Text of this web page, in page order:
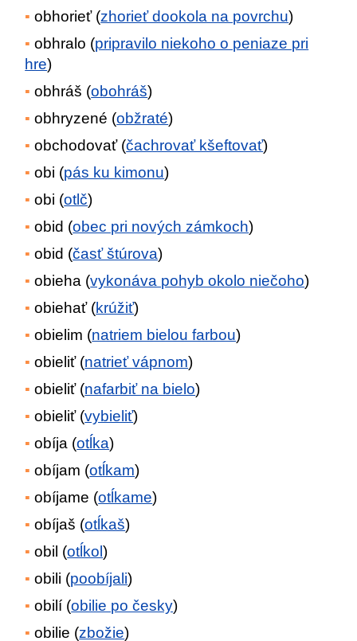
obhorieť (zhorieť dookola na povrchu)
obhralo (pripravilo niekoho o peniaze pri
hre)
obhráš (obohráš)
obhryzené (obžraté)
obchodovať (čachrovať kšeftovať)
obi (pás ku kimonu)
obi (otlč)
obid (obec pri nových zámkoch)
obid (časť štúrova)
obieha (vykonáva pohyb okolo niečoho)
obiehať (krúžiť)
obielim (natriem bielou farbou)
obieliť (natrieť vápnom)
obieliť (nafarbiť na bielo)
obieliť (vybieliť)
obíja (otĺka)
obíjam (otĺkam)
obíjame (otĺkame)
obíjaš (otĺkaš)
obil (otĺkol)
obili (poobíjali)
obilí (obilie po česky)
obilie (zbožie)